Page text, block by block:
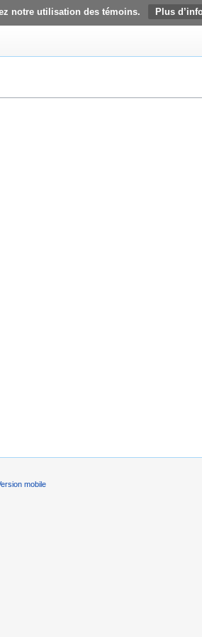
notre utilisation des témoins. Plus
mobile